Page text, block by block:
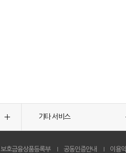
기타 서비스
보호금융상품등록부 공동인증안내 이용